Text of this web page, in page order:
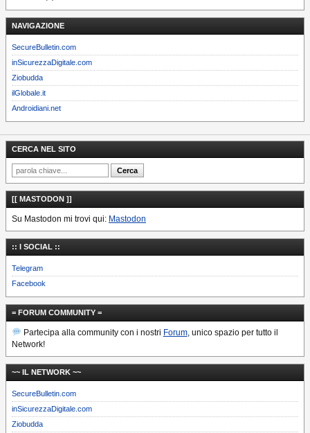
NAVIGAZIONE
SecureBulletin.com
inSicurezzaDigitale.com
Ziobudda
ilGlobale.it
Androidiani.net
CERCA NEL SITO
[[ MASTODON ]]
Su Mastodon mi trovi qui: Mastodon
:: I SOCIAL ::
Telegram
Facebook
= FORUM COMMUNITY =
Partecipa alla community con i nostri Forum, unico spazio per tutto il
Network!
~~ IL NETWORK ~~
SecureBulletin.com
inSicurezzaDigitale.com
Ziobudda